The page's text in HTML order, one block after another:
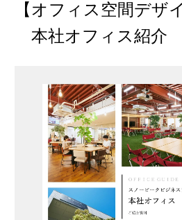
【オフィス空間デザ
本社オフィス紹介